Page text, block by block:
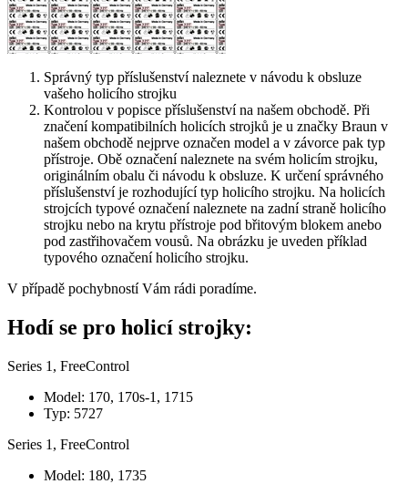
Správný typ příslušenství naleznete v návodu k obsluze
vašeho holicího strojku
Kontrolou v popisce příslušenství na našem obchodě. Při
značení kompatibilních holicích strojků je u značky Braun v
našem obchodě nejprve označen model a v závorce pak typ
přístroje. Obě označení naleznete na svém holicím strojku,
originálním obalu či návodu k obsluze. K určení správného
příslušenství je rozhodující typ holicího strojku. Na holicích
strojcích typové označení naleznete na zadní straně holicího
strojku nebo na krytu přístroje pod břitovým blokem anebo
pod zastřihovačem vousů. Na obrázku je uveden příklad
typového označení holicího strojku.
V případě pochybností Vám rádi poradíme.
Hodí se pro holicí strojky:
Series 1, FreeControl
Model: 170, 170s-1, 1715
Typ: 5727
Series 1, FreeControl
Model: 180, 1735